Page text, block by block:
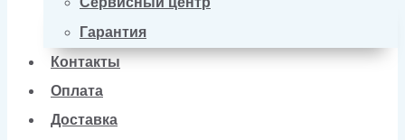
Гарантия
Контакты
Оплата
Доставка